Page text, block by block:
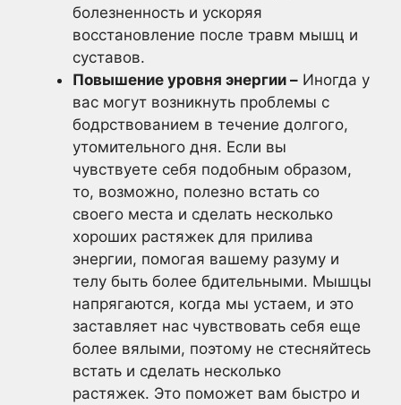
болезненность и ускоряя
восстановление после травм мышц и
суставов.
Повышение уровня энергии – Иногда у
вас могут возникнуть проблемы с
бодрствованием в течение долгого,
утомительного дня. Если вы
чувствуете себя подобным образом,
то, возможно, полезно встать со
своего места и сделать несколько
хороших растяжек для прилива
энергии, помогая вашему разуму и
телу быть более бдительными. Мышцы
напрягаются, когда мы устаем, и это
заставляет нас чувствовать себя еще
более вялыми, поэтому не стесняйтесь
встать и сделать несколько
растяжек. Это поможет вам быстро и